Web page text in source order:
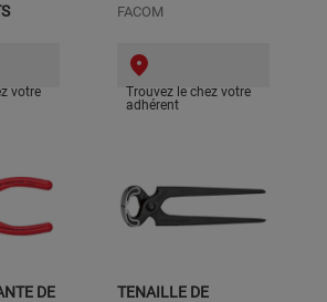
votre
FACOM
Trouvez le chez votre
adhérent
DE
TENAILLE DE